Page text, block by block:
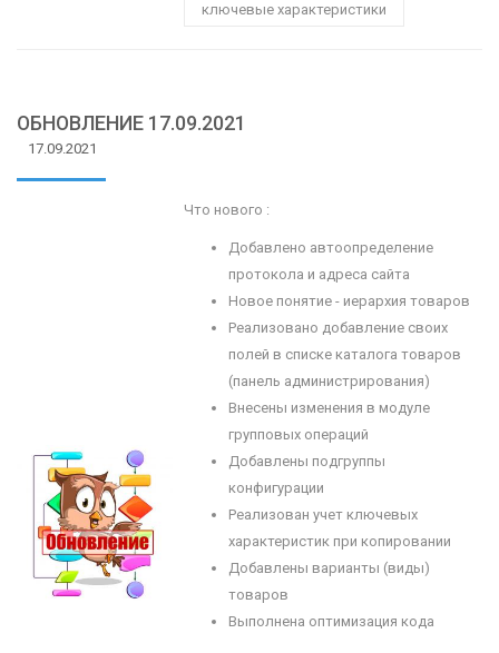
ключевые характеристики
ОБНОВЛЕНИЕ 17.09.2021
17.09.2021
Что нового :
Добавлено автоопределение
протокола и адреса сайта
Новое понятие - иерархия товаров
Реализовано добавление своих
полей в списке каталога товаров
(панель администрирования)
Внесены изменения в модуле
групповых операций
Добавлены подгруппы
конфигурации
Реализован учет ключевых
характеристик при копировании
Добавлены варианты (виды)
товаров
Выполнена оптимизация кода